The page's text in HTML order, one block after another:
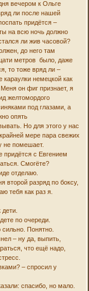
вечером к Ольге
ли после нашей
придётся –
на всю ночь должно
ли жив часовой?
до него там
метров было, даже
то тоже вряд ли –
немецкой как
он фиг признает, я
желтомордого
под глазами, а
опять
Но для этого у нас
мере пара свежих
не помешает.
придётся с Евгением
Смогёте?
отделаю.
второй разряд по боксу,
тебя как раз я.
дети.
по очереди.
сильно. Понятно.
– ну да, выпить,
что ещё надо,
– спросил у
спасибо, но мало.